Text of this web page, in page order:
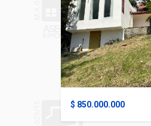
$ 850.000.000